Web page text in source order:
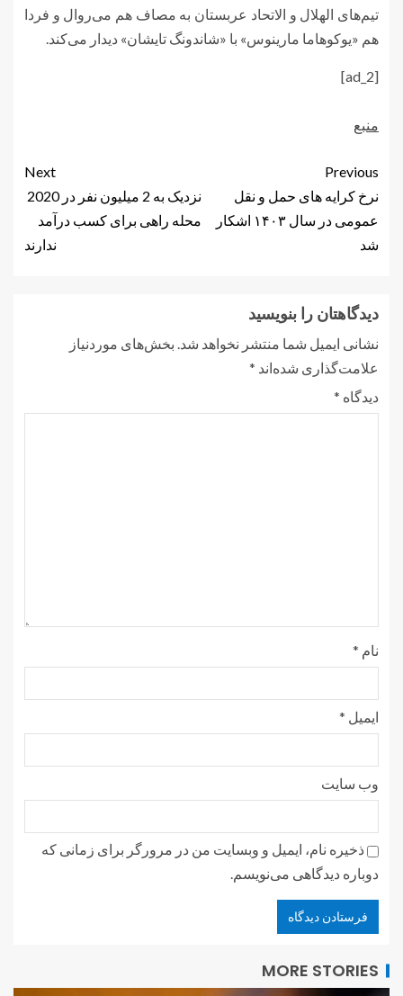
تیم‌های الهلال و الاتحاد عربستان به مصاف هم می‌روال و فردا
هم «یوکوهاما مارینوس» با «شاندونگ تایشان» دیدار می‌کند.
[ad_2]
منبع
Previous
نرخ کرایه های حمل و نقل
عمومی در سال ۱۴۰۳ اشکار
شد
Next
نزدیک به 2 میلیون نفر در 2020
محله راهی برای کسب درآمد
ندارند
دیدگاهتان را بنویسید
نشانی ایمیل شما منتشر نخواهد شد. بخش‌های موردنیاز
علامت‌گذاری شده‌اند *
دیدگاه *
نام *
ایمیل *
وب‌ سایت
ذخیره نام، ایمیل و وبسایت من در مرورگر برای زمانی که
دوباره دیدگاهی می‌نویسم.
MORE STORIES